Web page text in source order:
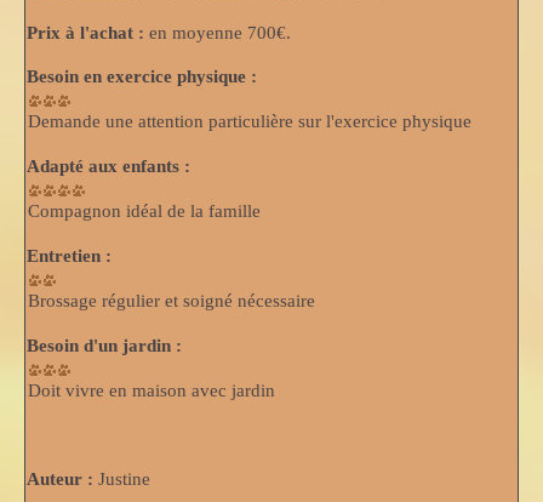
Prix à l'achat : en moyenne 700€.
Besoin en exercice physique :
Demande une attention particulière sur l'exercice physique
Adapté aux enfants :
Compagnon idéal de la famille
Entretien :
Brossage régulier et soigné nécessaire
Besoin d'un jardin :
Doit vivre en maison avec jardin
Auteur : Justine